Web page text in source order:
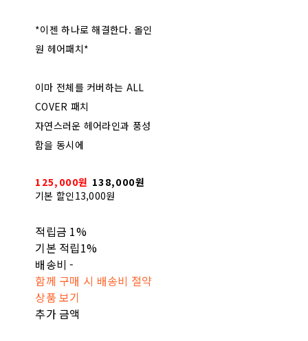
*이젠 하나로 해결한다. 올인
원 헤어패치*
이마 전체를 커버하는 ALL
COVER 패치
자연스러운 헤어라인과 풍성
함을 동시에
125,000원 138,000원
기본 할인 13,000원
적립금 1%
기본 적립1%
배송비-
함께 구매 시 배송비 절약
상품 보기
추가 금액